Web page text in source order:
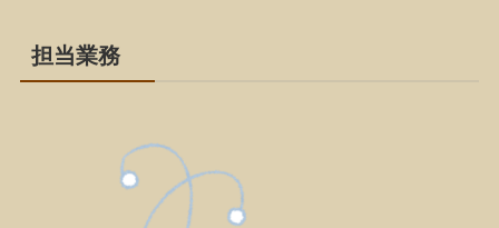
担当業務